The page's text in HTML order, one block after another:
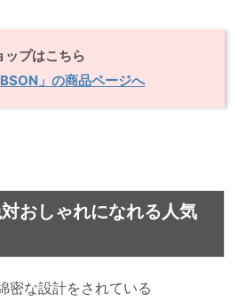
プはこちら
」の商品ページへ
対おしゃれになれる人気
密な設計をされている